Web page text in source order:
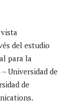
del estudio
para la
Universidad de
de